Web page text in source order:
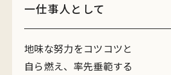
一仕事人として
地味な努力をコツコツと
自ら燃え、率先垂範する